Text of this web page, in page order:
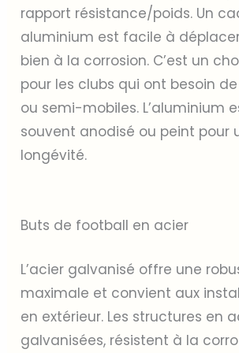
rapport résistance/poids. Un
aluminium est facile à
bien à la corrosion. C’est un
pour les clubs qui ont besoin
ou semi-mobiles. L’aluminium
souvent anodisé ou peint pour
longévité.
Buts de football en acier
L’acier galvanisé offre une
maximale et convient aux
en extérieur. Les structures en
galvanisées, résistent à la